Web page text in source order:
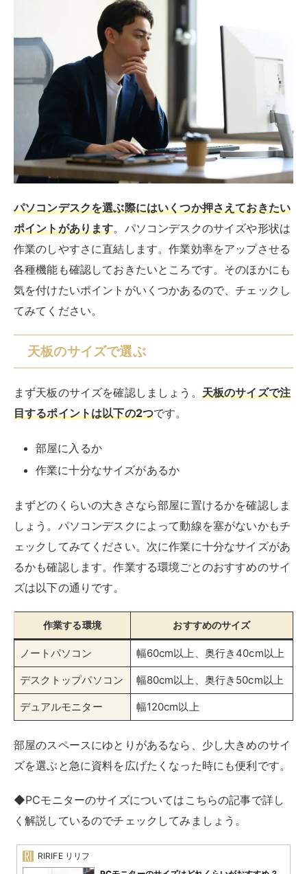
パソコンデスクを選ぶ際にはいくつか押さえておきたい
ポイントがあります。パソコンデスクのサイズや形状は
作業のしやすさに直結します。作業効率をアップさせる
各種機能も確認しておきたいところです。そのほかにも
気を付けたいポイントがいくつかあるので、チェックし
てみてください。
天板のサイズで選ぶ
目するポイントは以下の2つです。
部屋に入るか
作業に十分なサイズがあるか
まずどのくらいの大きさなら部屋に置けるかを確認しま
ェックしてみてください。次に作業に十分なサイズがあ
るかも確認します。作業する環境ごとのおすすめのサイ
ズは以下の通りです。
ノートパソコン
デスクトップパソコン 幅80cm以上、奥行き50cm以上
デュアルモニター 幅120cm以上
部屋のスペースにゆとりがあるなら、少し大きめのサイ
ズを選ぶと急に資料を広げたくなった時にも便利です。
く解説しているのでチェックしてみましょう。
RIRIFE リリフ
PCモニターのサイズはどれくらいがおすすめ？
インチ数の比較や選び方も紹介
イズが豊富でどれを選んだらよいか分からないですよね。サイズ選びはP
Cモニターの利便性に直結します。サイズによって見やすさや疲れにくさ
デザイン・形状にも注目してパソコンデスクを選んでみ
ましょう。パソコンデスクにはスタンダードな長方形型
だけでなく、L字型や昇降式などもあります。